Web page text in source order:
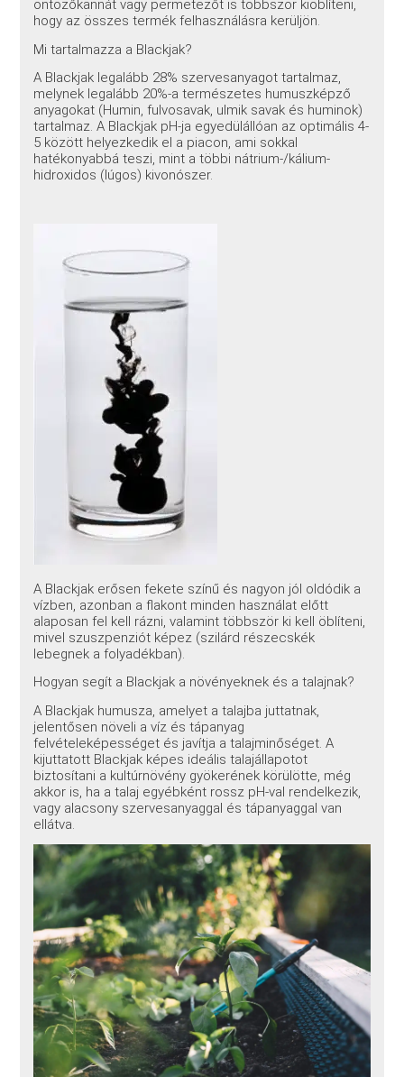
öntözőkannát vagy permetezőt is többször kiöblíteni,
hogy az összes termék felhasználásra kerüljön.
Mi tartalmazza a Blackjak?
A Blackjak legalább 28% szervesanyagot tartalmaz,
melynek legalább 20%-a természetes humuszképző
anyagokat (Humin, fulvosavak, ulmik savak és huminok)
tartalmaz. A Blackjak pH-ja egyedülállóan az optimális 4-
5 között helyezkedik el a piacon, ami sokkal
hatékonyabbá teszi, mint a többi nátrium-/kálium-
hidroxidos (lúgos) kivonószer.
A Blackjak erősen fekete színű és nagyon jól oldódik a
vízben, azonban a flakont minden használat előtt
alaposan fel kell rázni, valamint többször ki kell öblíteni,
mivel szuszpenziót képez (szilárd részecskék
lebegnek a folyadékban).
Hogyan segít a Blackjak a növényeknek és a talajnak?
A Blackjak humusza, amelyet a talajba juttatnak,
jelentősen növeli a víz és tápanyag
felvételeképességet és javítja a talajminőséget. A
kijuttatott Blackjak képes ideális talajállapotot
biztosítani a kultúrnövény gyökerének körülötte, még
akkor is, ha a talaj egyébként rossz pH-val rendelkezik,
vagy alacsony szervesanyaggal és tápanyaggal van
ellátva.